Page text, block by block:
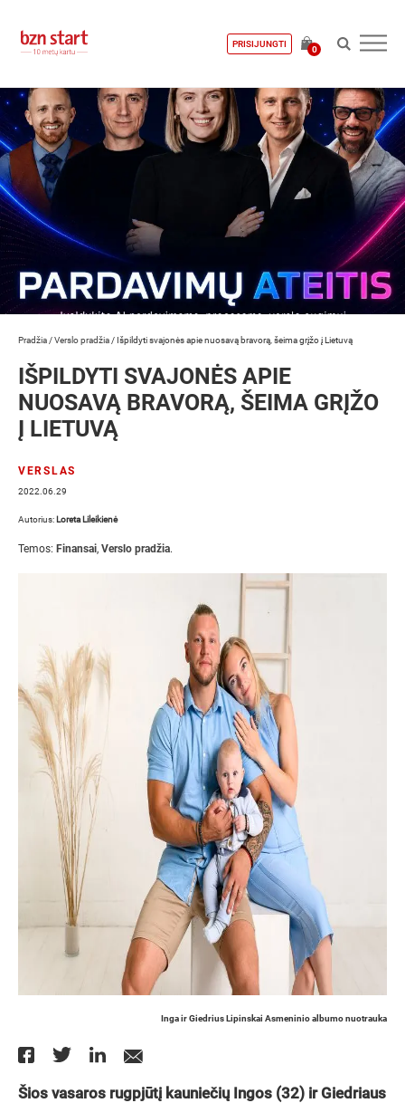
PRISIJUNGTI
0
Pradžia /Verslo pradžia / Išpildyti svajonės apie nuosavą bravorą, šeima grįžo į Lietuvą
IŠPILDYTI SVAJONĖS APIE
NUOSAVĄ BRAVORĄ, ŠEIMA GRĮŽO
Į LIETUVĄ
VERSLAS
2022.06.29
Autorius: Loreta Lileikienė
Temos: Finansai, Verslo pradžia.
Inga ir Giedrius Lipinskai Asmeninio albumo nuotrauka
Šios vasaros rugpjūtį kauniečių Ingos (32) ir Giedriaus